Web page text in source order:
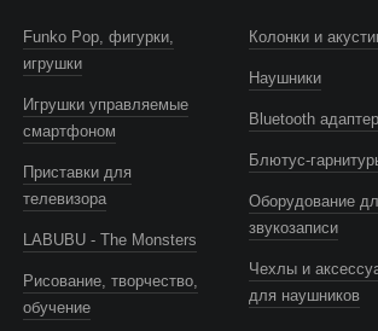
Funko Pop, фигурки,
игрушки
Игрушки управляемые
смартфоном
Приставки для
телевизора
LABUBU - The Monsters
Рисование, творчество,
обучение
Колонки и
Наушники
Bluetooth
Блютус-
Оборудование
звукозаписи
Чехлы и
для наушников